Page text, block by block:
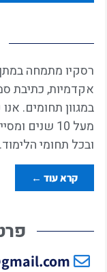
רסקיו מתמחה
אקדמיות, כתיבת
במגוון תחומים.
מעל 10
ובכל תחומי הלימוד.
קרא עוד ←